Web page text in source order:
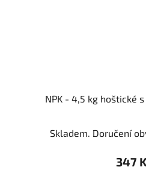
NPK - 4,5 kg hoštické
Skladem. Doručení
347